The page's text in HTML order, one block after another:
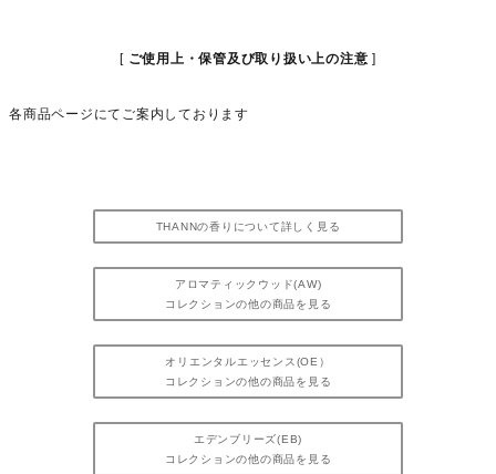
ご使用上・保管及び取り扱い上の注意
各商品ページにてご案内しております
THANNの香りについて詳しく見る
アロマティックウッド(AW)
コレクションの他の商品を見る
オリエンタルエッセンス(OE）
コレクションの他の商品を見る
エデンブリーズ(EB)
コレクションの他の商品を見る